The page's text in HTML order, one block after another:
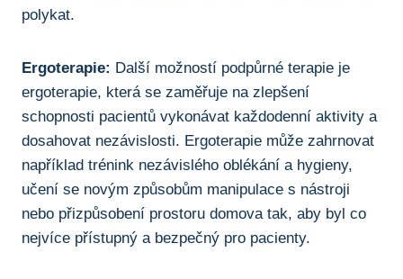
polykat.
Ergoterapie: Další možností podpůrné ‌terapie je
ergoterapie, ​která se zaměřuje na⁢ zlepšení
schopnosti pacientů vykonávat každodenní ⁢aktivity a
dosahovat nezávislosti.‍ Ergoterapie může zahrnovat
například trénink nezávislého​ oblékání a hygieny,
učení se novým způsobům manipulace s nástroji
nebo‍ přizpůsobení prostoru domova ⁤tak, aby ​byl co
nejvíce přístupný a bezpečný pro pacienty.